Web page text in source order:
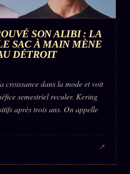
SON ALIBI : LA
SAC À MAIN MÈNE
DÉTROIT
croissance dans la mode et voit
semestriel reculer. Kering
après trois ans. On appelle
↗